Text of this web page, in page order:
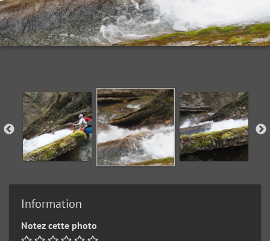
Information
Notez cette photo